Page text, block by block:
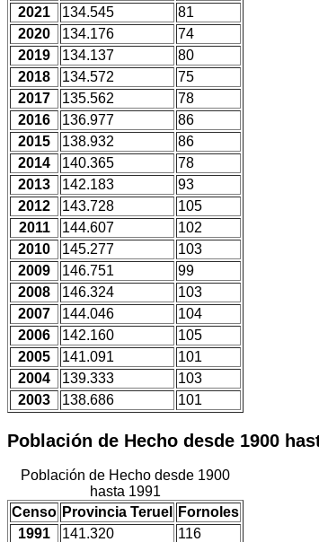
2021
134.545
81
2020
134.176
74
2019
134.137
80
2018
134.572
75
2017
135.562
78
2016
136.977
86
2015
138.932
86
2014
140.365
78
2013
142.183
93
2012
143.728
105
2011
144.607
102
2010
145.277
103
2009
146.751
99
2008
146.324
103
2007
144.046
104
2006
142.160
105
2005
141.091
101
2004
139.333
103
2003
138.686 101
Población de Hecho desde 1900
Población de Hecho desde 1900
hasta 1991
Censo Provincia Teruel
Fornoles
1991
141.320
116